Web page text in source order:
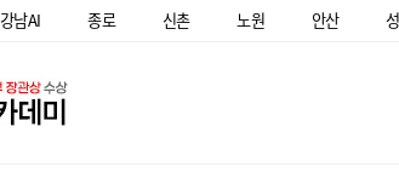
강남AI 종로 신촌 노원 안산